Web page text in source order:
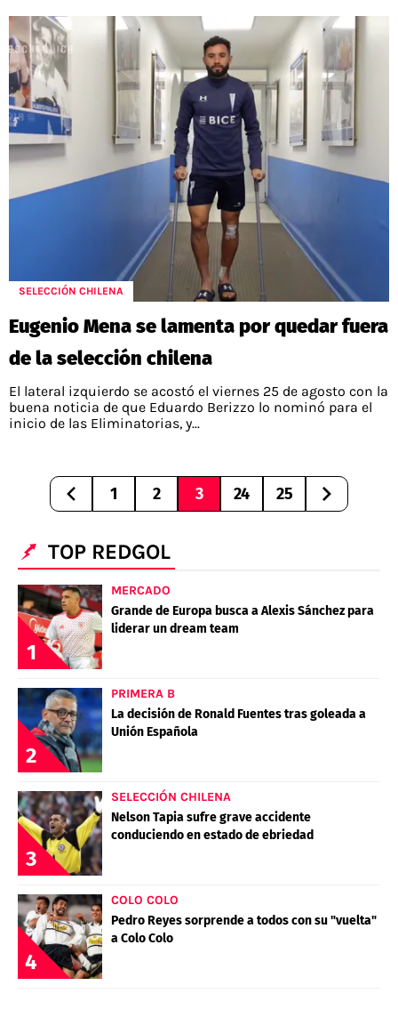
SELECCIÓN CHILENA
Eugenio Mena se lamenta por quedar fuera
de la selección chilena
El lateral izquierdo se acostó el viernes 25 de agosto con la
buena noticia de que Eduardo Berizzo lo nominó para el
inicio de las Eliminatorias, y...
1 2 3 24 25
TOP REDGOL
1
MERCADO
Grande de Europa busca a Alexis Sánchez para
liderar un dream team
2
PRIMERA B
La decisión de Ronald Fuentes tras goleada a
Unión Española
3
SELECCIÓN CHILENA
Nelson Tapia sufre grave accidente
conduciendo en estado de ebriedad
4
COLO COLO
Pedro Reyes sorprende a todos con su "vuelta"
a Colo Colo